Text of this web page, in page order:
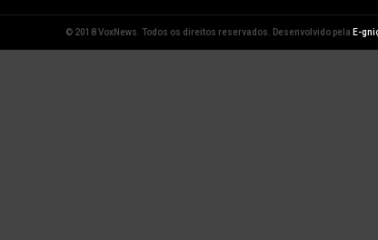
© 2018 VoxNews. Todos os direitos reservados. Desenvolvido pela E-